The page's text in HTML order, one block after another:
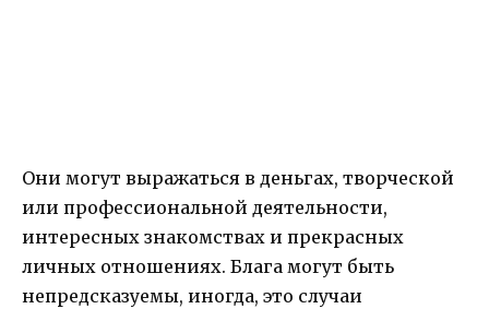
Они могут выражаться в деньгах, творческой
или профессиональной деятельности,
интересных знакомствах и прекрасных
личных отношениях. Блага могут быть
непредсказуемы, иногда, это случаи